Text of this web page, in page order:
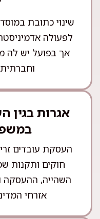
שינוי כתובת
לפעולה
אך בפועל יש לה
אגרות בגין
העסקת עובדים
חוקים ותקנות
השהייה, ההעסקה
אזרחי